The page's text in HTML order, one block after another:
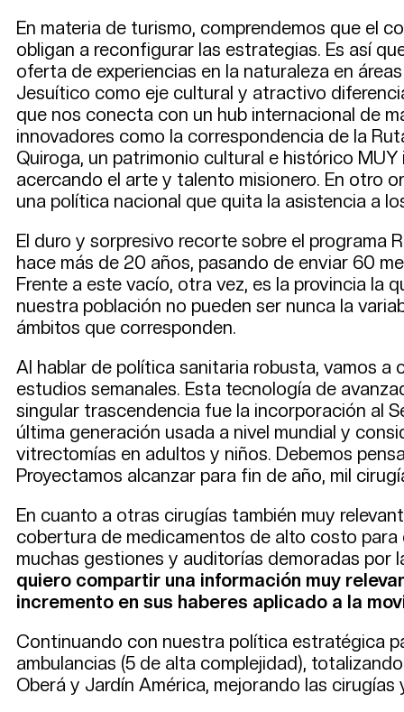
En materia de turismo, comprendemos que el
obligan a reconfigurar las estrategias. Es así
oferta de experiencias en la naturaleza en
Jesuítico como eje cultural y atractivo
que nos conecta con un hub internacional de
innovadores como la correspondencia de la
Quiroga, un patrimonio cultural e histórico
acercando el arte y talento misionero. En otro
una política nacional que quita la asistencia a
El duro y sorpresivo recorte sobre el programa
hace más de 20 años, pasando de enviar 60
Frente a este vacío, otra vez, es la provincia la
nuestra población no pueden ser nunca la
ámbitos que corresponden.
Al hablar de política sanitaria robusta, vamos a
estudios semanales. Esta tecnología de
singular trascendencia fue la incorporación al
última generación usada a nivel mundial y
vitrectomías en adultos y niños. Debemos
Proyectamos alcanzar para fin de año, mil
En cuanto a otras cirugías también muy
cobertura de medicamentos de alto costo para
muchas gestiones y auditorías demoradas por
quiero compartir una información muy
incremento en sus haberes aplicado a la
Continuando con nuestra política estratégica
ambulancias (5 de alta complejidad),
Oberá y Jardín América, mejorando las